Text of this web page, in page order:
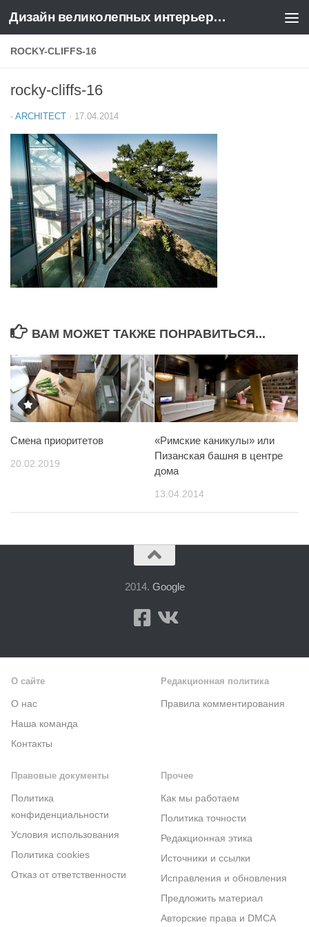
Перейти к содержимому Дизайн великолепных интерьеров квартир и домов
ROCKY-CLIFFS-16
rocky-cliffs-16
- ARCHITECT · 17.04.2014
ВАМ МОЖЕТ ТАКЖЕ ПОНРАВИТЬСЯ...
Смена приоритетов
20.02.2019
«Римские каникулы» или
Пизанская башня в центре
дома
13.04.2014
2014. Google
О сайте
О нас
Наша команда
Контакты
Редакционная политика
Правила комментирования
Правовые документы
Политика
конфиденциальности
Условия использования
Политика cookies
Отказ от ответственности
Прочее
Как мы работаем
Политика точности
Редакционная этика
Источники и ссылки
Исправления и обновления
Предложить материал
Авторские права и DMCA